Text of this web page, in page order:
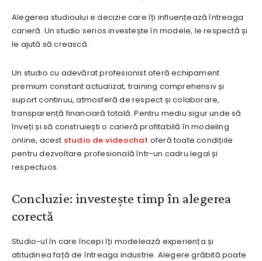
Alegerea studioului e decizie care îți influențează întreaga
carieră. Un studio serios investește în modele, le respectă și
le ajută să crească.
Un studio cu adevărat profesionist oferă echipament
premium constant actualizat, training comprehensiv și
suport continuu, atmosferă de respect și colaborare,
transparență financiară totală. Pentru mediu sigur unde să
înveți și să construiești o carieră profitabilă în modeling
online, acest studio de videochat oferă toate condițiile
pentru dezvoltare profesională într-un cadru legal și
respectuos.
Concluzie: investește timp în alegerea
corectă
Studio-ul în care începi îți modelează experiența și
atitudinea față de întreaga industrie. Alegere grăbită poate